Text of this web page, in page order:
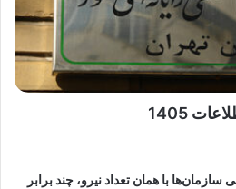
1405
سازمان‌ها با همان تعداد نیرو، چند برابر